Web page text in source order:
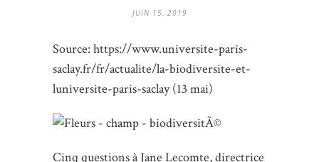
JUIN 15, 2019
Source: https://www.universite-paris-
saclay.fr/fr/actualite/la-biodiversite-et-
luniversite-paris-saclay (13 mai)
Cinq questions à Jane Lecomte, directrice